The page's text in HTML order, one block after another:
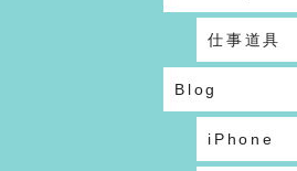
仕事道具
Blog
iPhone